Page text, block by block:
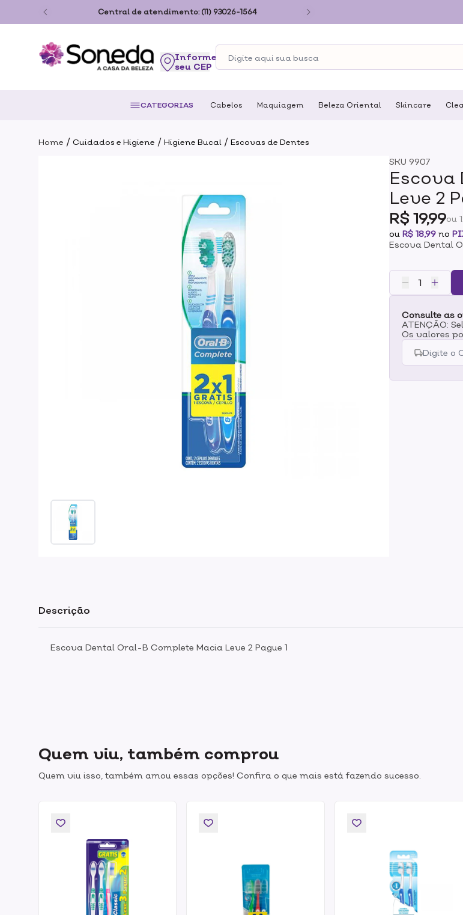
Central de atendimento: (11) 93026-1564
seu CEP
CATEGORIAS Cabelos Maquiagem Beleza Oriental Skincare
Home / Cuidados e Higiene / Higiene Bucal / Escovas de Dentes
SKU 9907
Escova
Leve 2
R$ 19,99ou
ouR$ 18,99 no
Escova Dental
Consulte as
ATENÇÃO:
Os valores
Descrição
Escova Dental Oral-B Complete Macia Leve 2 Pague 1
Quem viu, também comprou
Quem viu isso, também amou essas opções! Confira o que mais está fazendo sucesso.